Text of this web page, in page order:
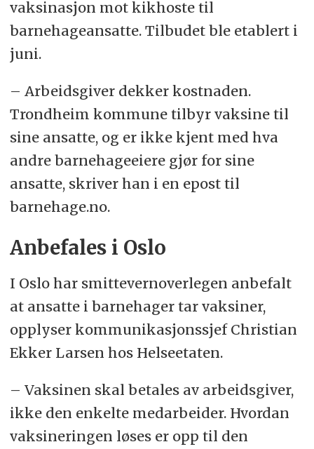
vaksinasjon mot kikhoste til
barnehageansatte. Tilbudet ble etablert i
juni.
– Arbeidsgiver dekker kostnaden.
Trondheim kommune tilbyr vaksine til
sine ansatte, og er ikke kjent med hva
andre barnehageeiere gjør for sine
ansatte, skriver han i en epost til
barnehage.no.
Anbefales i Oslo
I Oslo har smittevernoverlegen anbefalt
at ansatte i barnehager tar vaksiner,
opplyser kommunikasjonssjef Christian
Ekker Larsen hos Helseetaten.
– Vaksinen skal betales av arbeidsgiver,
ikke den enkelte medarbeider. Hvordan
vaksineringen løses er opp til den